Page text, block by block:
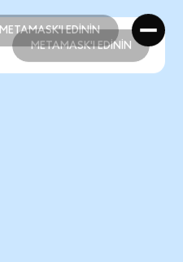
METAMASK'I EDİNİN
METAMASK'I EDİNİN
METAMASK'I EDİNİN